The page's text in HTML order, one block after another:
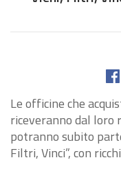
Le officine che
riceveranno dal loro
potranno subito
Filtri, Vinci”, con